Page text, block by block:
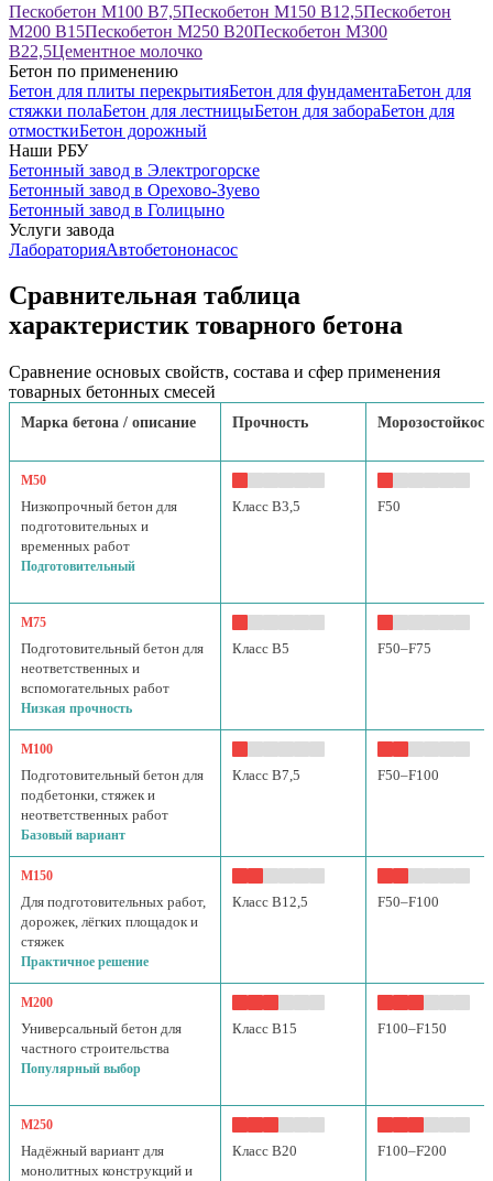
Пескобетон М100 В7,5Пескобетон М150 В12,5Пескобетон
М200 В15Пескобетон М250 В20Пескобетон М300
В22,5Цементное молочко
Бетон по применению
Бетон для плиты перекрытияБетон для фундаментаБетон для
стяжки полаБетон для лестницыБетон для забораБетон для
отмосткиБетон дорожный
Наши РБУ
Бетонный завод в Электрогорске
Бетонный завод в Орехово-Зуево
Бетонный завод в Голицыно
Услуги завода
ЛабораторияАвтобетононасос
Сравнительная таблица
характеристик товарного бетона
Сравнение основых свойств, состава и сфер применения
товарных бетонных смесей
Марка бетона / описание Прочность
М50
Низкопрочный бетон для
подготовительных и
временных работ
Подготовительный
Класс B3,5 F50
М75
Подготовительный бетон для
неответственных и
вспомогательных работ
Низкая прочность
Класс B5 F50–F75
М100
Подготовительный бетон для
подбетонки, стяжек и
неответственных работ
Базовый вариант
Класс B7,5 F50–F100
М150
Для подготовительных работ,
дорожек, лёгких площадок и
стяжек
Практичное решение
Класс B12,5 F50–F100
М200
Универсальный бетон для
частного строительства
Популярный выбор
Класс B15 F100–F150
М250
Надёжный вариант для
монолитных конструкций и
Класс B20 F100–F200